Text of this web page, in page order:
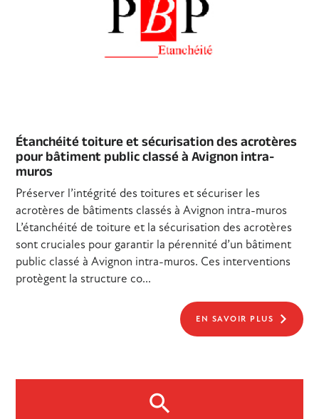
Étanchéité toiture et sécurisation des acrotères
pour bâtiment public classé à Avignon intra-
muros
Préserver l’intégrité des toitures et sécuriser les
acrotères de bâtiments classés à Avignon intra-muros
L’étanchéité de toiture et la sécurisation des acrotères
sont cruciales pour garantir la pérennité d’un bâtiment
public classé à Avignon intra-muros. Ces interventions
protègent la structure co...
EN SAVOIR PLUS